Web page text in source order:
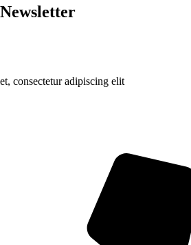
consectetur adipiscing elit